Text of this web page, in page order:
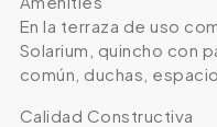
En la terraza de uso
Solarium, quincho con
común, duchas,
Calidad Constructiva